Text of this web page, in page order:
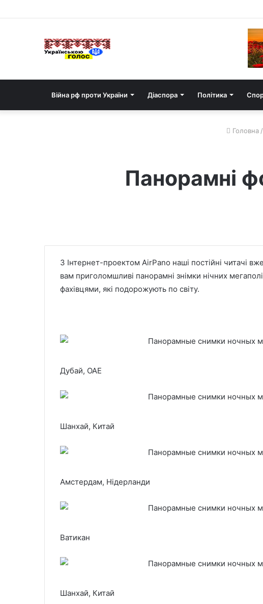
Війна рф проти України Діаспора Політика
Головна /
Панорамні
З Інтернет-проектом AirPano наші постійні читачі
вам приголомшливі панорамні знімки нічних
фахівцями, які подорожують по світу.
Дубай, ОАЕ
Шанхай, Китай
Амстердам, Нідерланди
Ватикан
Шанхай, Китай